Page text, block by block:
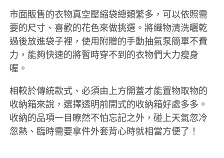
市面販售的衣物真空壓縮袋總類繁多，可以依照需
要的尺寸、喜歡的花色來做挑選。將織物清洗曬乾
過後放進袋子裡，使用附贈的手動抽氣泵簡單不費
力，能夠快速的將暫時穿不到的衣物們大力瘦身
喔。
相較於傳統款式、必須由上方開蓋才能置物取物的
收納箱來說，選擇透明前開式的收納箱好處多多。
收納的品項一目瞭然不怕忘記之外，碰上天氣忽冷
忽熱、臨時需要拿件外套背心時就相當方便了！